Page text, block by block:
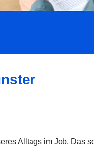
Alltags im Job. Das